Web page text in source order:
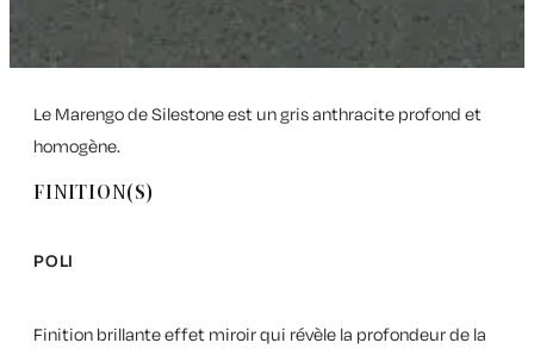
Le Marengo de Silestone est un gris anthracite profond et
homogène.
FINITION(S)
POLI
Finition brillante effet miroir qui révèle la profondeur de la